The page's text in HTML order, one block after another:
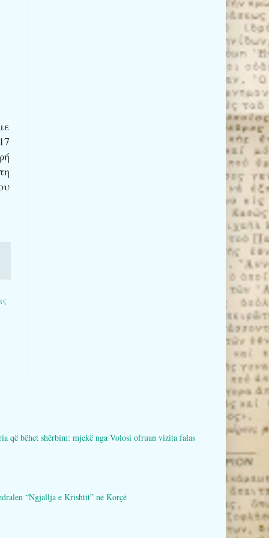
bëhet shërbim: mjekë nga Volosi ofruan vizita falas
“Ngjallja e Krishtit” në Korçë